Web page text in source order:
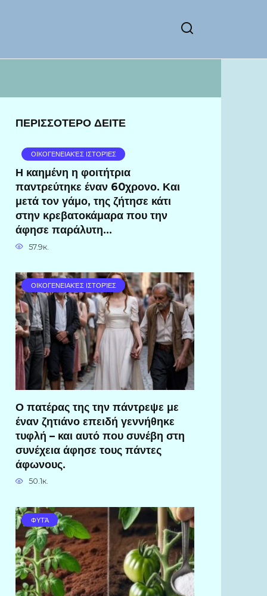
ΠΕΡΙΣΣΟΤΕΡΟ ΔΕΙΤΕ
ΟΙΚΟΓΕΝΕΙΑΚΈΣ ΙΣΤΟΡΊΕΣ
Η καημένη η φοιτήτρια
παντρεύτηκε έναν 60χρονο. Και
μετά τον γάμο, της ζήτησε κάτι
στην κρεβατοκάμαρα που την
άφησε παράλυτη…
57.9к.
ΟΙΚΟΓΕΝΕΙΑΚΈΣ ΙΣΤΟΡΊΕΣ
Ο πατέρας της την πάντρεψε με
έναν ζητιάνο επειδή γεννήθηκε
τυφλή – και αυτό που συνέβη στη
συνέχεια άφησε τους πάντες
άφωνους.
50.1к.
ΦΥΤΆ